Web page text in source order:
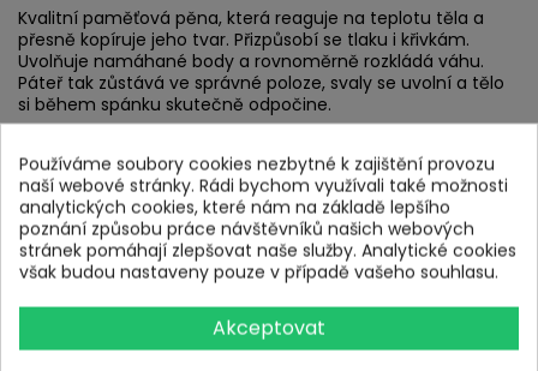
Kvalitní paměťová pěna, která reaguje na teplotu těla a
přesně kopíruje jeho tvar. Přizpůsobí se tlaku i křivkám.
Uvolňuje namáhané body a rovnoměrně rozkládá váhu.
Páteř tak zůstává ve správné poloze, svaly se uvolní a tělo
si během spánku skutečně odpočine.
2. Kvalitní středně tuhá hybridní pěna s
hustotou 36 kg/m³
Nosná vrstva dávající matraci požadovanou tuhost a
nosnost. Díky své výšce a tuhosti poskytuje stabilní ležení,
které si udrží tvar i po letech každodenního používání.
Používáme soubory cookies nezbytné k zajištění provozu
naší webové stránky. Rádi bychom využívali také možnosti
analytických cookies, které nám na základě lepšího
poznání způsobu práce návštěvníků našich webových
stránek pomáhají zlepšovat naše služby. Analytické cookies
však budou nastaveny pouze v případě vašeho souhlasu.
Akceptovat